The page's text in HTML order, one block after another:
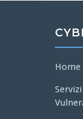
Home
Servizi